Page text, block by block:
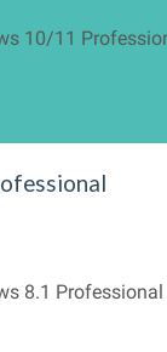
10/11
8.1